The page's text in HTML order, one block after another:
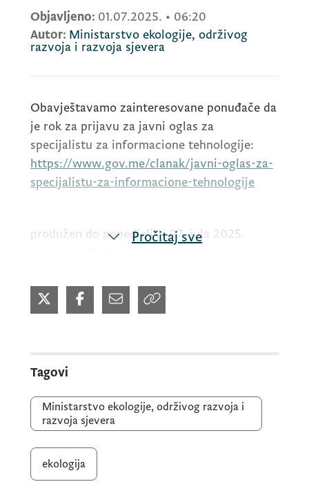
Objavljeno: 01.07.2025. • 06:20
Autor: Ministarstvo ekologije, održivog
razvoja i razvoja sjevera
Obavještavamo zainteresovane ponuđače da
je rok za prijavu za javni oglas za
specijalistu za informacione tehnologije:
https://www.gov.me/clanak/javni-oglas-za-
specijalistu-za-informacione-tehnologije
produžen do ponedjeljka 07. jula 2025.
Sva pravila prijave i opis radnog zadatka
Pročitaj sve
Tagovi
Ministarstvo ekologije, održivog razvoja i
razvoja sjevera
ekologija